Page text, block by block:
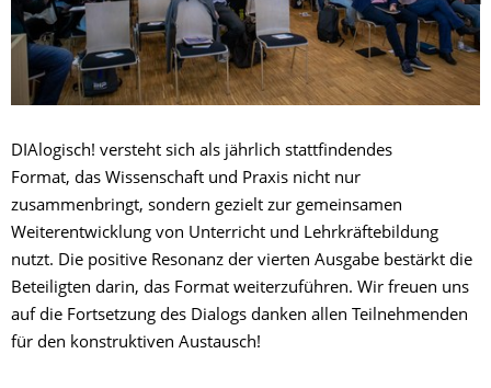
DIAlogisch! versteht sich als jährlich stattfindendes
Format, das Wissenschaft und Praxis nicht nur
zusammenbringt, sondern gezielt zur gemeinsamen
Weiterentwicklung von Unterricht und Lehrkräftebildung
nutzt. Die positive Resonanz der vierten Ausgabe bestärkt die
Beteiligten darin, das Format weiterzuführen. Wir freuen uns
auf die Fortsetzung des Dialogs danken allen Teilnehmenden
für den konstruktiven Austausch!